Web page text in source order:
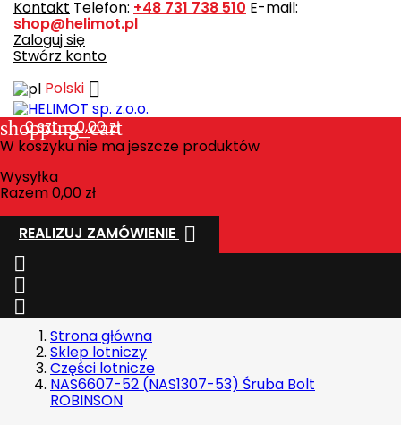
Kontakt Telefon: +48 731 738 510 E-mail:
shop@helimot.pl
Zaloguj się
Stwórz konto
Polski 
shopping_cart
0szt. - 0,00 zł
W koszyku nie ma jeszcze produktów
Wysyłka
Razem0,00 zł
REALIZUJ ZAMÓWIENIE 



Strona główna
Sklep lotniczy
Części lotnicze
NAS6607-52 (NAS1307-53) Śruba Bolt
ROBINSON